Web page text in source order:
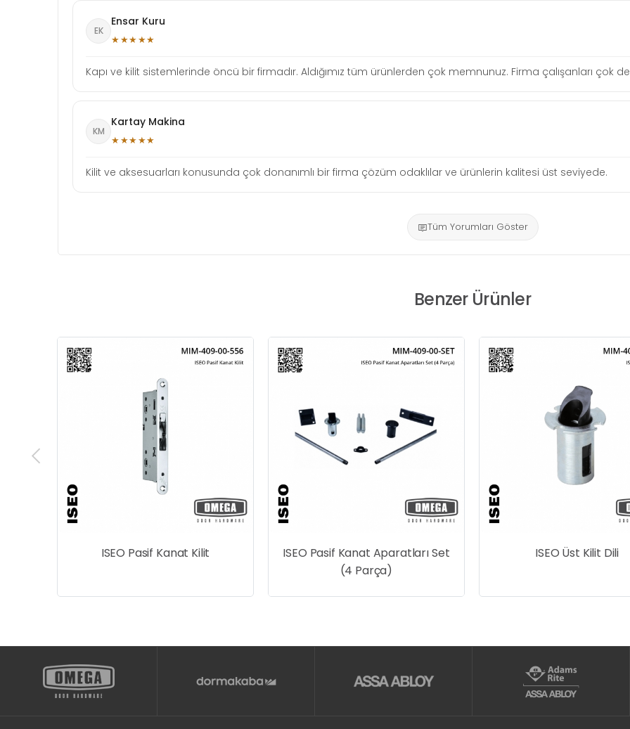
EK
Ensar Kuru
★★★★★
Kapı ve kilit sistemlerinde öncü bir firmadır. Aldığımız tüm ürünlerden çok memnunuz. Firma çalışanları çok
KM
Kartay Makina
★★★★★
Kilit ve aksesuarları konusunda çok donanımlı bir firma çözüm odaklılar ve ürünlerin kalitesi üst seviyede.
Tüm Yorumları Göster
Benzer Ürünler
ISEO Pasif Kanat Kilit
ISEO Pasif Kanat Aparatları Set
(4 Parça)
ISEO Üst Kilit Dili